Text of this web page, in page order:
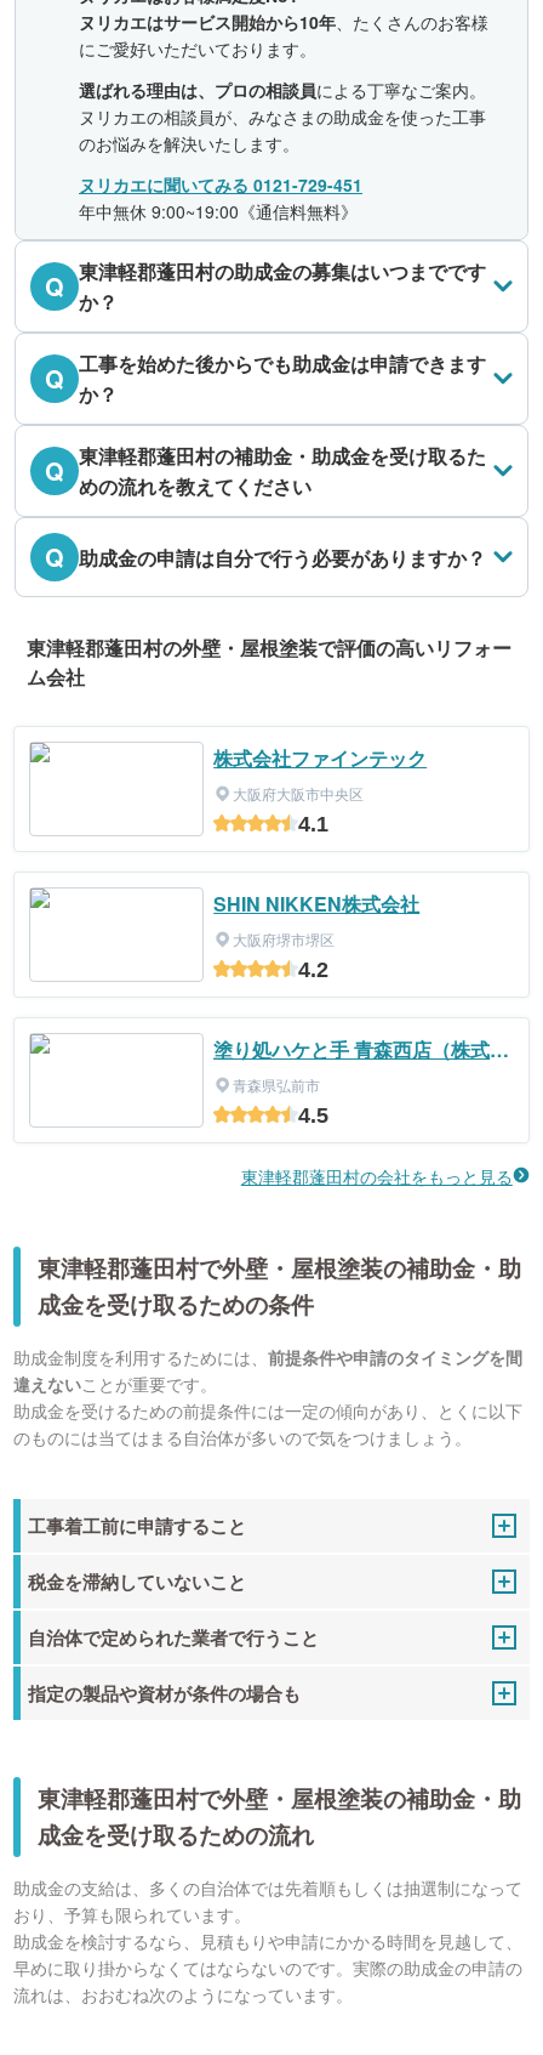
ヌリカエはサービス開始から10年、たくさんのお客様
にご愛好いただいております。
選ばれる理由は、プロの相談員による丁寧なご案内。
ヌリカエの相談員が、みなさまの助成金を使った工事
のお悩みを解決いたします。
ヌリカエに聞いてみる 0121-729-451
年中無休 9:00~19:00《通信料無料》
Q 東津軽郡蓬田村の助成金の募集はいつまでです
か？
Q 工事を始めた後からでも助成金は申請できます
か？
Q 東津軽郡蓬田村の補助金・助成金を受け取るた
めの流れを教えてください
Q 助成金の申請は自分で行う必要がありますか？
東津軽郡蓬田村の外壁・屋根塗装で評価の高いリフォー
ム会社
株式会社ファインテック
大阪府大阪市中央区
4.1
SHIN NIKKEN株式会社
大阪府堺市堺区
4.2
塗り処ハケと手 青森西店（株式会
社佐藤塗装工業）
青森県弘前市
4.5
東津軽郡蓬田村の会社をもっと見る
東津軽郡蓬田村で外壁・屋根塗装の補助金・助
成金を受け取るための条件
助成金制度を利用するためには、前提条件や申請のタイミングを間
違えないことが重要です。
助成金を受けるための前提条件には一定の傾向があり、とくに以下
のものには当てはまる自治体が多いので気をつけましょう。
工事着工前に申請すること
税金を滞納していないこと
自治体で定められた業者で行うこと
指定の製品や資材が条件の場合も
東津軽郡蓬田村で外壁・屋根塗装の補助金・助
成金を受け取るための流れ
助成金の支給は、多くの自治体では先着順もしくは抽選制になって
おり、予算も限られています。
助成金を検討するなら、見積もりや申請にかかる時間を見越して、
早めに取り掛からなくてはならないのです。実際の助成金の申請の
流れは、おおむね次のようになっています。